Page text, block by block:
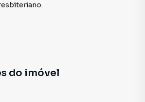
localizado, onde cada detalhe foi
começando por uma sala
bem equipada e a lavanderia adjacente
do imóvel